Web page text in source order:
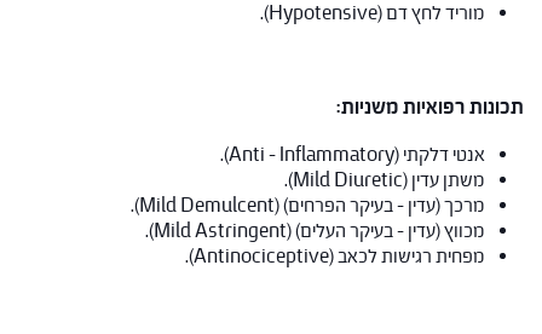
מוריד לחץ דם (Hypotensive).
תכונות רפואיות משניות:
אנטי דלקתי (Anti – Inflammatory).
משתן עדין (Mild Diuretic).
מרכך (עדין – בעיקר הפרחים) (Mild Demulcent).
מכווץ (עדין – בעיקר העלים) (Mild Astringent).
מפחית רגישות לכאב (Antinociceptive).